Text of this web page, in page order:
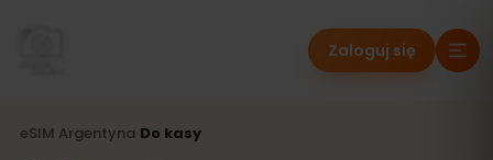
Zaloguj się
eSIM Argentyna Do kasy